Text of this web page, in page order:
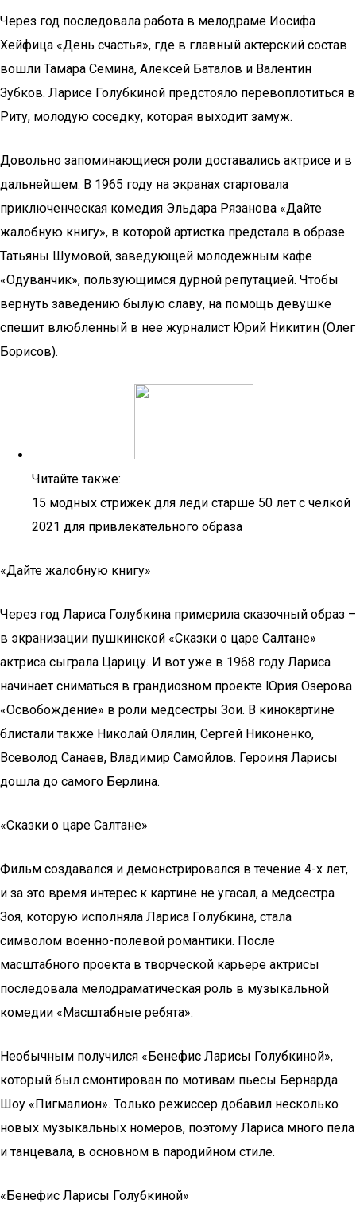
Через год последовала работа в мелодраме Иосифа
Хейфица «День счастья», где в главный актерский состав
вошли Тамара Семина, Алексей Баталов и Валентин
Зубков. Ларисе Голубкиной предстояло перевоплотиться в
Риту, молодую соседку, которая выходит замуж.
Довольно запоминающиеся роли доставались актрисе и в
дальнейшем. В 1965 году на экранах стартовала
приключенческая комедия Эльдара Рязанова «Дайте
жалобную книгу», в которой артистка предстала в образе
Татьяны Шумовой, заведующей молодежным кафе
«Одуванчик», пользующимся дурной репутацией. Чтобы
вернуть заведению былую славу, на помощь девушке
спешит влюбленный в нее журналист Юрий Никитин (Олег
Борисов).
Читайте также:
15 модных стрижек для леди старше 50 лет с челкой
2021 для привлекательного образа
«Дайте жалобную книгу»
Через год Лариса Голубкина примерила сказочный образ –
в экранизации пушкинской «Сказки о царе Салтане»
актриса сыграла Царицу. И вот уже в 1968 году Лариса
начинает сниматься в грандиозном проекте Юрия Озерова
«Освобождение» в роли медсестры Зои. В кинокартине
блистали также Николай Олялин, Сергей Никоненко,
Всеволод Санаев, Владимир Самойлов. Героиня Ларисы
дошла до самого Берлина.
«Сказки о царе Салтане»
Фильм создавался и демонстрировался в течение 4-х лет,
и за это время интерес к картине не угасал, а медсестра
Зоя, которую исполняла Лариса Голубкина, стала
символом военно-полевой романтики. После
масштабного проекта в творческой карьере актрисы
последовала мелодраматическая роль в музыкальной
комедии «Масштабные ребята».
Необычным получился «Бенефис Ларисы Голубкиной»,
который был смонтирован по мотивам пьесы Бернарда
Шоу «Пигмалион». Только режиссер добавил несколько
новых музыкальных номеров, поэтому Лариса много пела
и танцевала, в основном в пародийном стиле.
«Бенефис Ларисы Голубкиной»